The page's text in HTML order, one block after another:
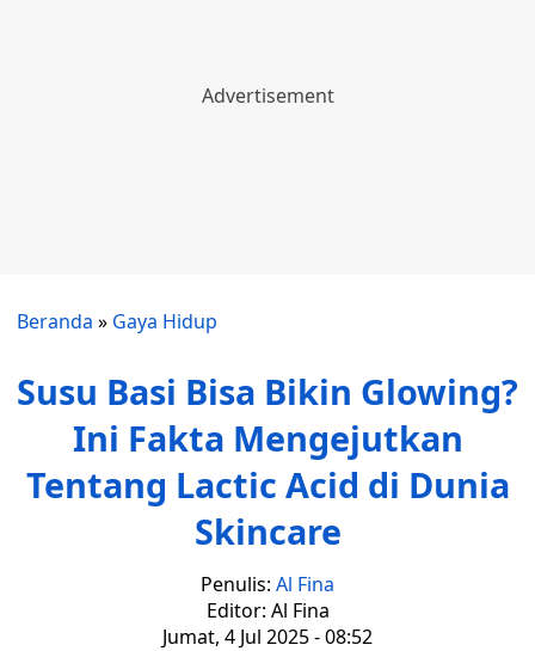
Beranda » Gaya Hidup
Susu Basi Bisa Bikin Glowing?
Ini Fakta Mengejutkan
Tentang Lactic Acid di Dunia
Skincare
Penulis: Al Fina
Editor: Al Fina
Jumat, 4 Jul 2025 - 08:52